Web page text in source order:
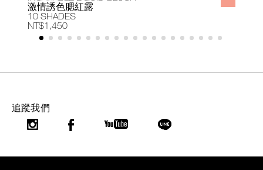
激情誘色腮紅露
10 SHADES
NT$1,450
追蹤我們